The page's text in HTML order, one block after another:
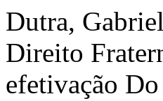
Dutra,
Direito
efetivação